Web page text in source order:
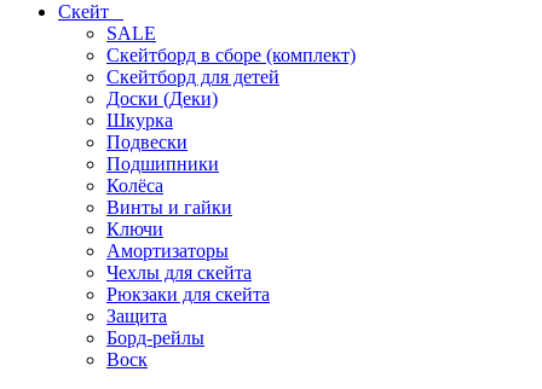
Скейт
SALE
Скейтборд в сборе (комплект)
Скейтборд для детей
Доски (Деки)
Шкурка
Подвески
Подшипники
Колёса
Винты и гайки
Ключи
Амортизаторы
Чехлы для скейта
Рюкзаки для скейта
Защита
Борд-рейлы
Воск